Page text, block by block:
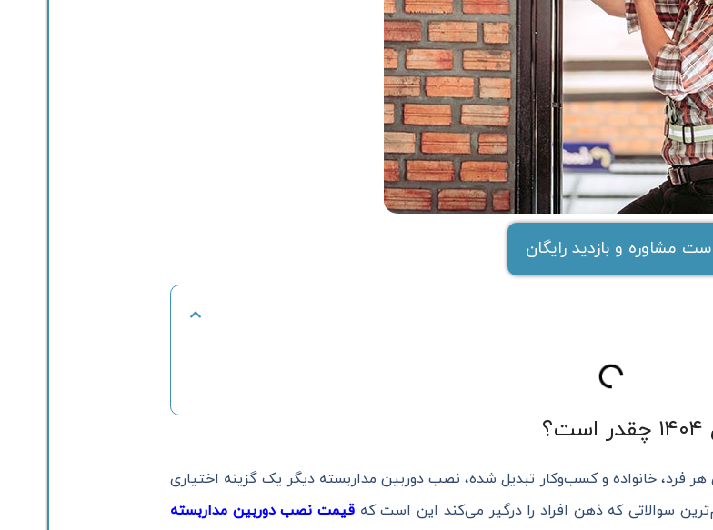
مشاوره و بازدید رایگان
فرد، خانواده و کسب‌وکار تبدیل شده، نصب دوربین مداربسته دیگر یک گزینه اختیاری
سوالاتی که ذهن افراد را درگیر می‌کند این است که قیمت نصب دوربین مداربسته